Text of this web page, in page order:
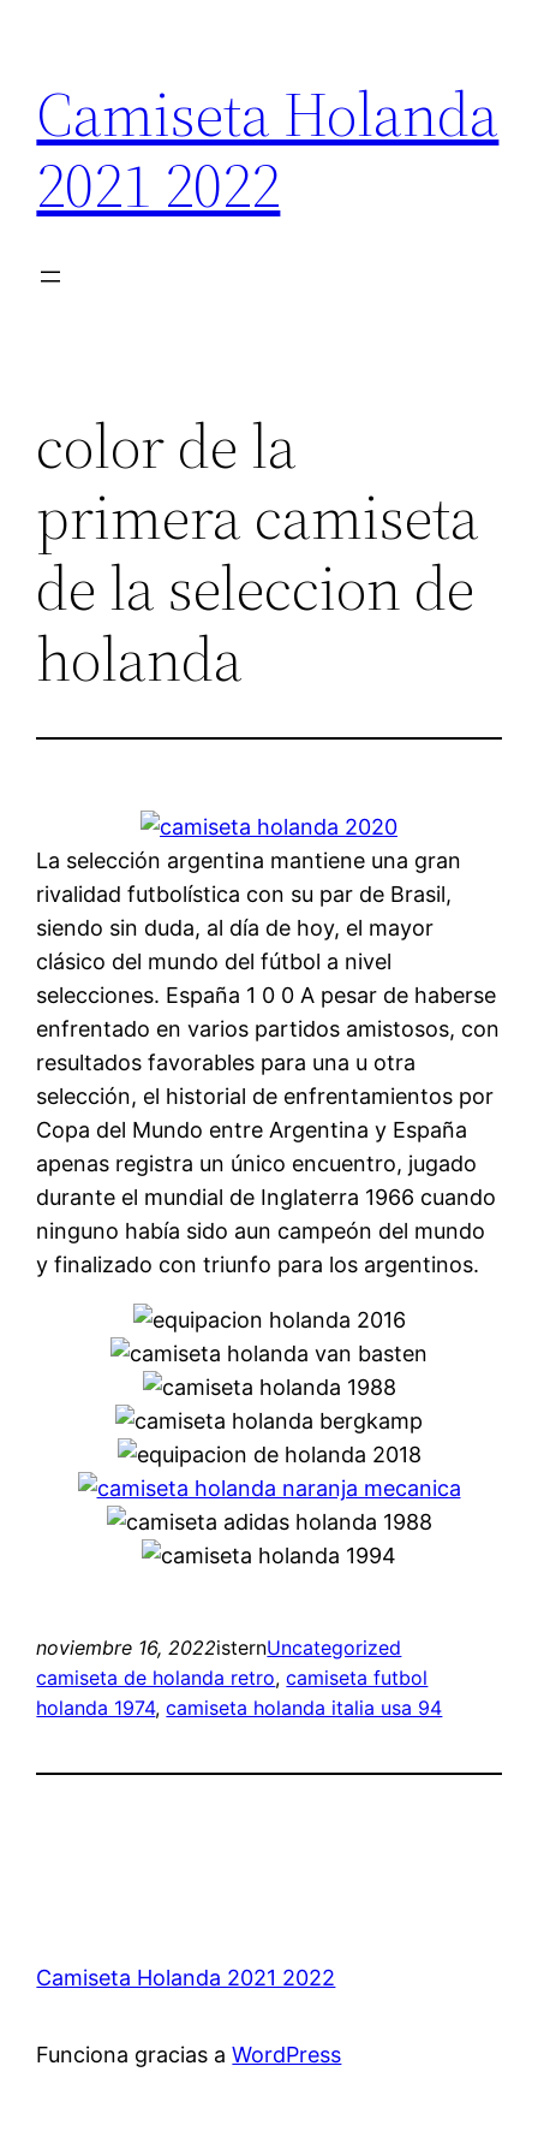
contenido
Camiseta Holanda
2021 2022
color de la
primera camiseta
de la seleccion de
holanda
La selección argentina mantiene una gran
rivalidad futbolística con su par de Brasil,
siendo sin duda, al día de hoy, el mayor
clásico del mundo del fútbol a nivel
selecciones. España 1 0 0 A pesar de haberse
enfrentado en varios partidos amistosos, con
resultados favorables para una u otra
selección, el historial de enfrentamientos por
Copa del Mundo entre Argentina y España
apenas registra un único encuentro, jugado
durante el mundial de Inglaterra 1966 cuando
ninguno había sido aun campeón del mundo
y finalizado con triunfo para los argentinos.
noviembre 16, 2022isternUncategorized
camiseta de holanda retro, camiseta futbol
holanda 1974, camiseta holanda italia usa 94
Camiseta Holanda 2021 2022
Funciona gracias aWordPress